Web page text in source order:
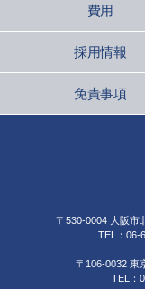
費用
採用情報
免責事項
〒530-0004 大阪市
TEL：06-
〒106-0032 東
TEL：